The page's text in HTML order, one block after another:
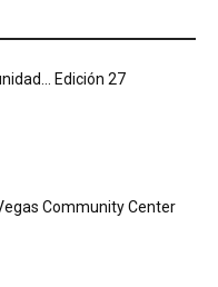
Edición 27
Community Center